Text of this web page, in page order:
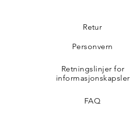
Retur
Personvern
Retningslinjer for
informasjonskapsler
FAQ